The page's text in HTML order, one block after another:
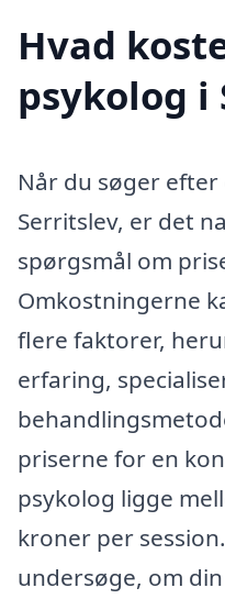
Hvad
psykolog i
Når du søger efter
Serritslev, er det
spørgsmål om
Omkostningerne
flere faktorer,
erfaring,
priserne for en
psykolog ligge
kroner per
undersøge, om